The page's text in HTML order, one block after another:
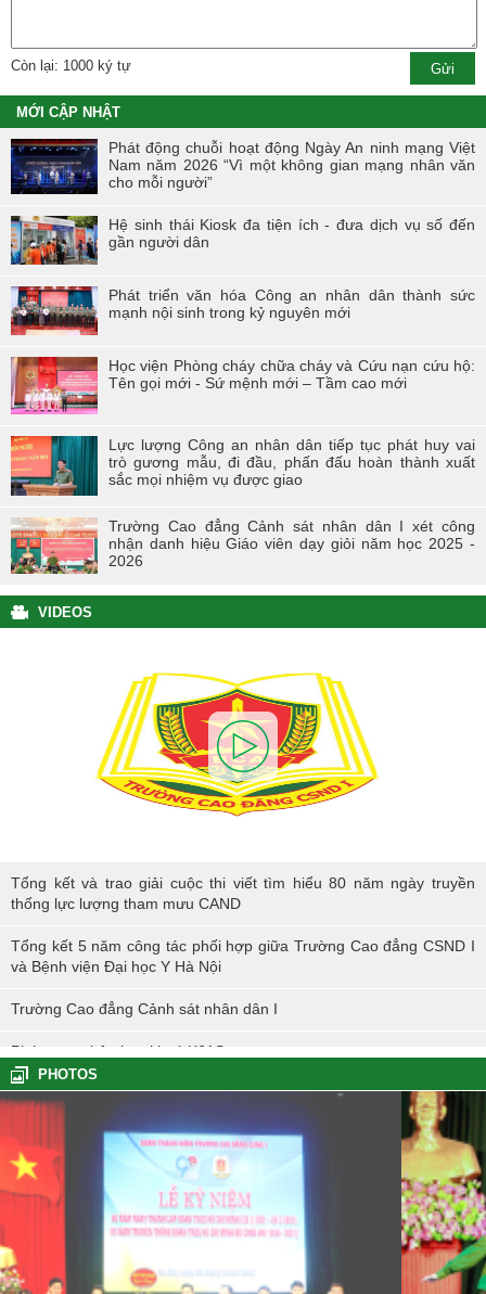
Còn lại: 1000 ký tự
MỚI CẬP NHẬT
Phát động chuỗi hoạt động Ngày An ninh mạng Việt
Nam năm 2026 “Vì một không gian mạng nhân văn
cho mỗi người”
Hệ sinh thái Kiosk đa tiện ích - đưa dịch vụ số đến
gần người dân
Phát triển văn hóa Công an nhân dân thành sức
mạnh nội sinh trong kỷ nguyên mới
Học viện Phòng cháy chữa cháy và Cứu nạn cứu hộ:
Tên gọi mới - Sứ mệnh mới – Tầm cao mới
Lực lượng Công an nhân dân tiếp tục phát huy vai
trò gương mẫu, đi đầu, phấn đấu hoàn thành xuất
sắc mọi nhiệm vụ được giao
Trường Cao đẳng Cảnh sát nhân dân I xét công
nhận danh hiệu Giáo viên dạy giỏi năm học 2025 -
2026
VIDEOS
lực lượng tham mưu CAND
Tổng kết và trao giải cuộc thi viết tìm hiểu 80 năm ngày truyền
thống lực lượng tham mưu CAND
Tổng kết 5 năm công tác phối hợp giữa Trường Cao đẳng CSND I
và Bệnh viện Đại học Y Hà Nội
Trường Cao đẳng Cảnh sát nhân dân I
Phóng sự nhập học khoá K61S
Tổng kết hoạt động thực tế đợt I - K60S
Các sự kiện tiêu biểu của Tuổi trẻ Nhà trường năm học 2023-2024
TÔI LÀM CÔNG AN XÃ
Hoạt động thực tế chính trị của cán bộ, học viên tại Hoà Bình
Hội thi tìm hiểu, sáng kiến về phòng, chống tác hại của thuốc lá
trong tuổi trẻ Trường Cao đẳng Cảnh sát nhân dân I
PHOTOS